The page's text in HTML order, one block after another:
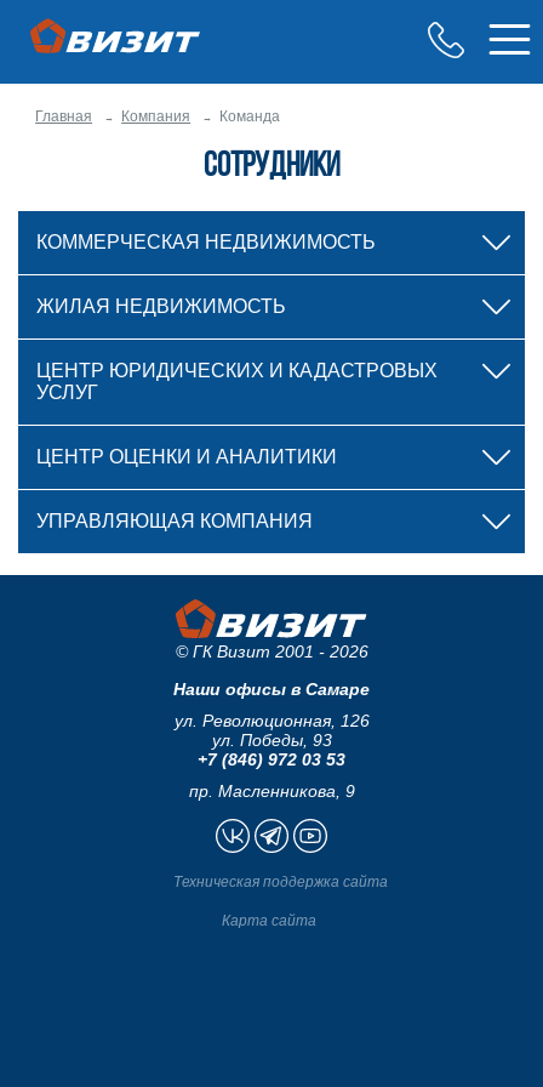
Главная Компания Команда
Сотрудники
КОММЕРЧЕСКАЯ НЕДВИЖИМОСТЬ
ЖИЛАЯ НЕДВИЖИМОСТЬ
ЦЕНТР ЮРИДИЧЕСКИХ И КАДАСТРОВЫХ
УСЛУГ
ЦЕНТР ОЦЕНКИ И АНАЛИТИКИ
УПРАВЛЯЮЩАЯ КОМПАНИЯ
© ГК Визит 2001 - 2026
Наши офисы в Самаре
ул. Революционная, 126
ул. Победы, 93
+7 (846) 972 03 53
пр. Масленникова, 9
Техническая поддержка сайта
Карта сайта